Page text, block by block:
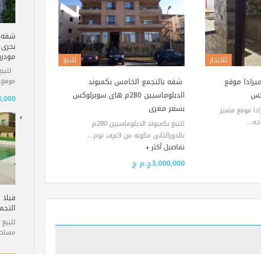
للايجار
موقع
موقع متميز
للبيع
شقه بالتجمع الخامس بكمبوند
الدبلوماسيين 280م هاى سوبرلوكس
بسعر مغرى
للبيع بكمبوند الدبلوماسيين 280م
بالدورالتانى مكونه من 3غرف نوم…
تفاصيل أكثر
3,000,000ج.م ج
مساحه